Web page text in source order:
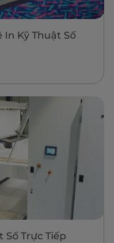
Kỹ Thuật Số
Số Trực Tiếp